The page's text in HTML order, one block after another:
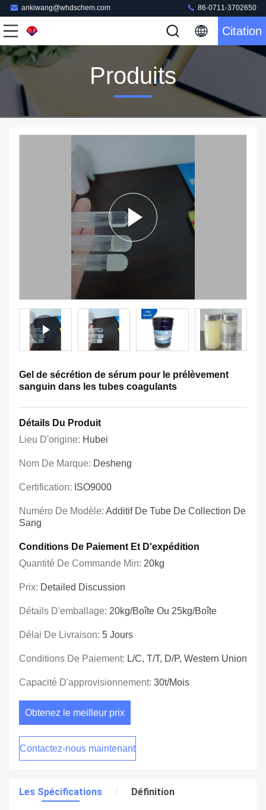
ankiwang@whdschem.com 86-0711-3702650
Citation
Produits
Gel de sécrétion de sérum pour le prélèvement
sanguin dans les tubes coagulants
Détails Du Produit
Lieu D'origine: Hubei
Nom De Marque: Desheng
Certification: ISO9000
Numéro De Modèle: Additif De Tube De Collection De
Sang
Conditions De Paiement Et D'expédition
Quantité De Commande Min: 20kg
Prix: Detailed Discussion
Détails D'emballage: 20kg/boîte Ou 25kg/boîte
Délai De Livraison: 5 Jours
Conditions De Paiement: L/C, T/T, D/P, Western Union
Capacité D'approvisionnement: 30t/mois
Obtenez le meilleur prix
Contactez-nous maintenant
Les Spécifications Définition